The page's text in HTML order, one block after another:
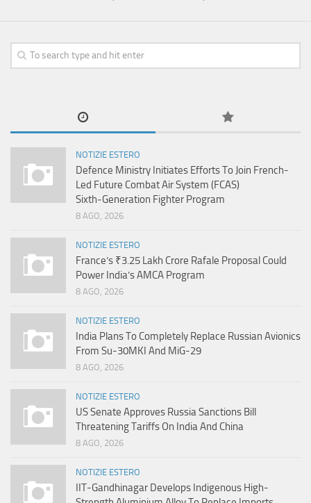
NOTIZIE ESTERO
Defence Ministry Initiates Efforts To Join French-
Led Future Combat Air System (FCAS)
Sixth‑Generation Fighter Program
8 AGO, 2026
NOTIZIE ESTERO
France’s ₹3.25 Lakh Crore Rafale Proposal Could
Power India’s AMCA Program
8 AGO, 2026
NOTIZIE ESTERO
India Plans To Completely Replace Russian Avionics
From Su-30MKI And MiG-29
8 AGO, 2026
NOTIZIE ESTERO
US Senate Approves Russia Sanctions Bill
Threatening Tariffs On India And China
8 AGO, 2026
NOTIZIE ESTERO
IIT-Gandhinagar Develops Indigenous High-